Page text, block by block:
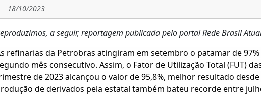
18/10/2023
a seguir, reportagem publicada pelo portal Rede Brasil
refinarias da Petrobras atingiram em setembro o patamar de
mês consecutivo. Assim, o Fator de Utilização Total (FUT)
de 2023 alcançou o valor de 95,8%, melhor resultado
de derivados pela estatal também bateu recorde entre